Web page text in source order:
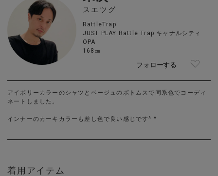
スエツグ
RattleTrap
JUST PLAY Rattle Trap キャナルシティ
OPA
168㎝
フォローする
アイボリーカラーのシャツとベージュのボトムスで同系色でコーディ
ネートしました。
インナーのカーキカラーも差し色で良い感じです^ ^
着用アイテム